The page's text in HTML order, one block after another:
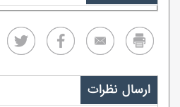
ارسال نظرات